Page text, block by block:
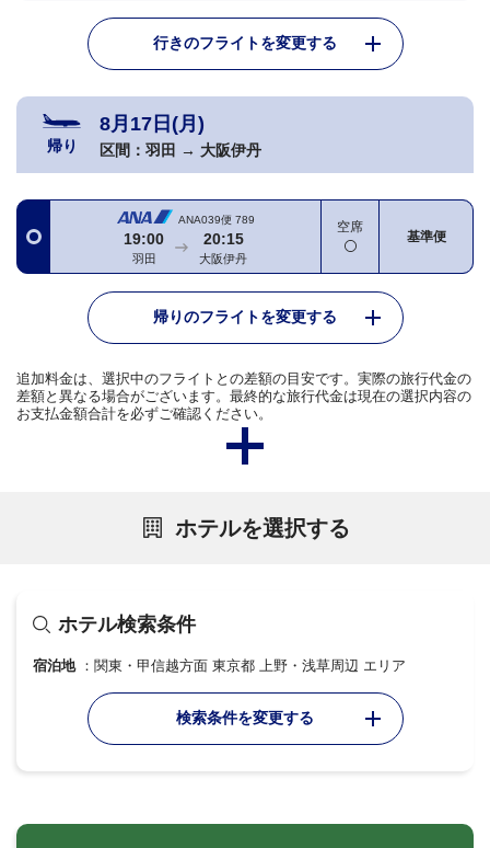
行きのフライトを変更する
帰り
8月17日(月)
区間： 羽田 → 大阪伊丹
ANA039便 789
19:00
羽田
20:15
大阪伊丹
空席
基準便
帰りのフライトを変更する
追加料金は、選択中のフライトとの差額の目安です。実際の旅行代金の
差額と異なる場合がございます。最終的な旅行代金は現在の選択内容の
お支払金額合計を必ずご確認ください。
ホテルを選択する
ホテル検索条件
宿泊地 関東・甲信越方面 東京都 上野・浅草周辺 エリア
検索条件を変更する